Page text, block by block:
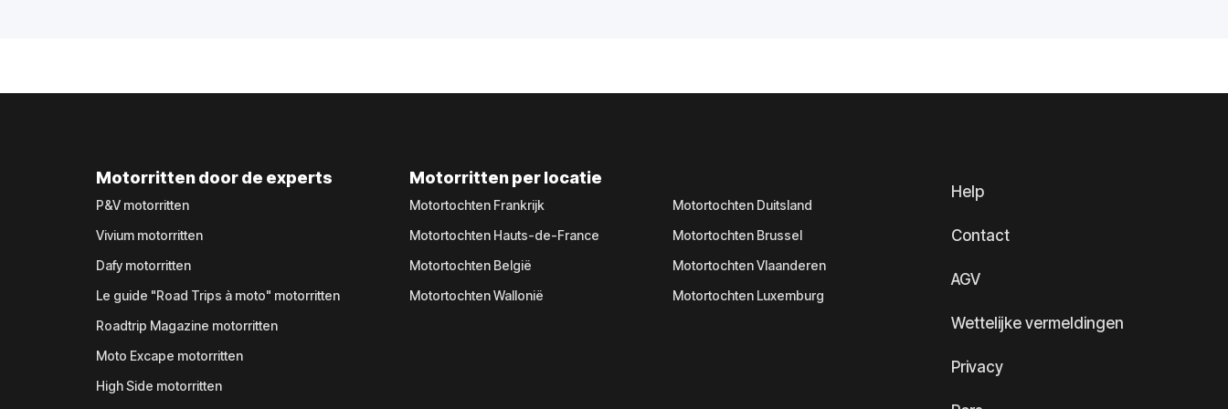
Motorritten door de experts
P&V motorritten
Vivium motorritten
Dafy motorritten
Le guide "Road Trips à moto" motorritten
Roadtrip Magazine motorritten
Moto Excape motorritten
High Side motorritten
Motorritten per locatie
Motortochten Frankrijk
Motortochten Hauts-de-France
Motortochten België
Motortochten Wallonië
Motortochten Duitsland
Motortochten Brussel
Motortochten Vlaanderen
Motortochten Luxemburg
Help
Contact
AGV
Wettelijke vermeldingen
Privacy